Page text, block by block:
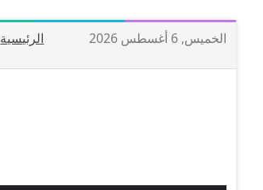
الخميس, 6 أغسطس 2026 الرئيسية